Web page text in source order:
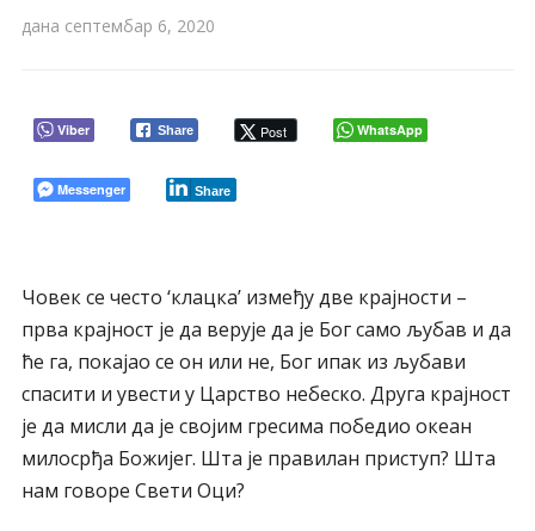
дана септембар 6, 2020
Viber Share Post WhatsApp
Messenger Share
Човек се често ‘клацка’ између две крајности –
прва крајност је да верује да је Бог само љубав и да
ће га, покајао се он или не, Бог ипак из љубави
спасити и увести у Царство небеско. Друга крајност
је да мисли да је својим гресима победио океан
милосрђа Божијег. Шта је правилан приступ? Шта
нам говоре Свети Оци?